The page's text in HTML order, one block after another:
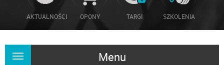
AKTUALNOŚCI OPONY TARGI SZKOLENIA
Menu
Rozwiń